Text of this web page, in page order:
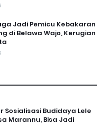
Jadi Pemicu Kebakaran
di Belawa Wajo, Kerugian
Sosialisasi Budidaya Lele
Marannu, Bisa Jadi